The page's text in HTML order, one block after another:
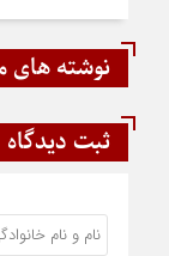
نوشته های
ثبت دیدگاه